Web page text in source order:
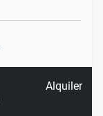
Alquiler